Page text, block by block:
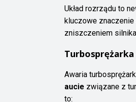
Układ rozrządu to
kluczowe
zniszczeniem
Awaria
aucie związane z
to: